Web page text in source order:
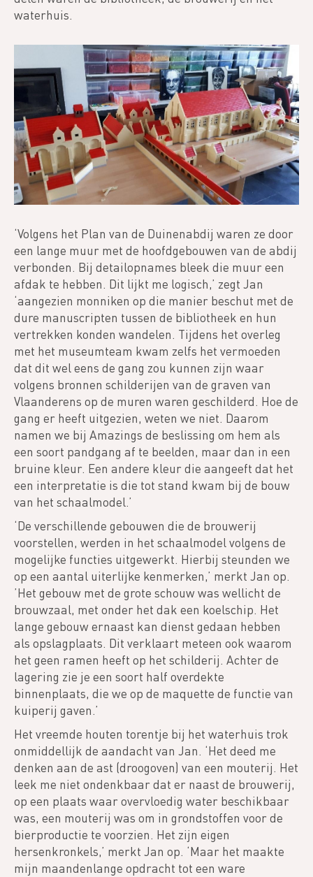
waterhuis.
‘Volgens het Plan van de Duinenabdij waren ze door
een lange muur met de hoofdgebouwen van de abdij
verbonden. Bij detailopnames bleek die muur een
afdak te hebben. Dit lijkt me logisch,’ zegt Jan
‘aangezien monniken op die manier beschut met de
dure manuscripten tussen de bibliotheek en hun
vertrekken konden wandelen. Tijdens het overleg
met het museumteam kwam zelfs het vermoeden
dat dit wel eens de gang zou kunnen zijn waar
volgens bronnen schilderijen van de graven van
Vlaanderens op de muren waren geschilderd. Hoe de
gang er heeft uitgezien, weten we niet. Daarom
namen we bij Amazings de beslissing om hem als
een soort pandgang af te beelden, maar dan in een
bruine kleur. Een andere kleur die aangeeft dat het
een interpretatie is die tot stand kwam bij de bouw
van het schaalmodel.’
‘De verschillende gebouwen die de brouwerij
voorstellen, werden in het schaalmodel volgens de
mogelijke functies uitgewerkt. Hierbij steunden we
op een aantal uiterlijke kenmerken,’ merkt Jan op.
’Het gebouw met de grote schouw was wellicht de
brouwzaal, met onder het dak een koelschip. Het
lange gebouw ernaast kan dienst gedaan hebben
als opslagplaats. Dit verklaart meteen ook waarom
het geen ramen heeft op het schilderij. Achter de
lagering zie je een soort half overdekte
binnenplaats, die we op de maquette de functie van
kuiperij gaven.’
Het vreemde houten torentje bij het waterhuis trok
onmiddellijk de aandacht van Jan. ‘Het deed me
denken aan de ast (droogoven) van een mouterij. Het
leek me niet ondenkbaar dat er naast de brouwerij,
op een plaats waar overvloedig water beschikbaar
was, een mouterij was om in grondstoffen voor de
bierproductie te voorzien. Het zijn eigen
hersenkronkels,’ merkt Jan op. ‘Maar het maakte
mijn maandenlange opdracht tot een ware